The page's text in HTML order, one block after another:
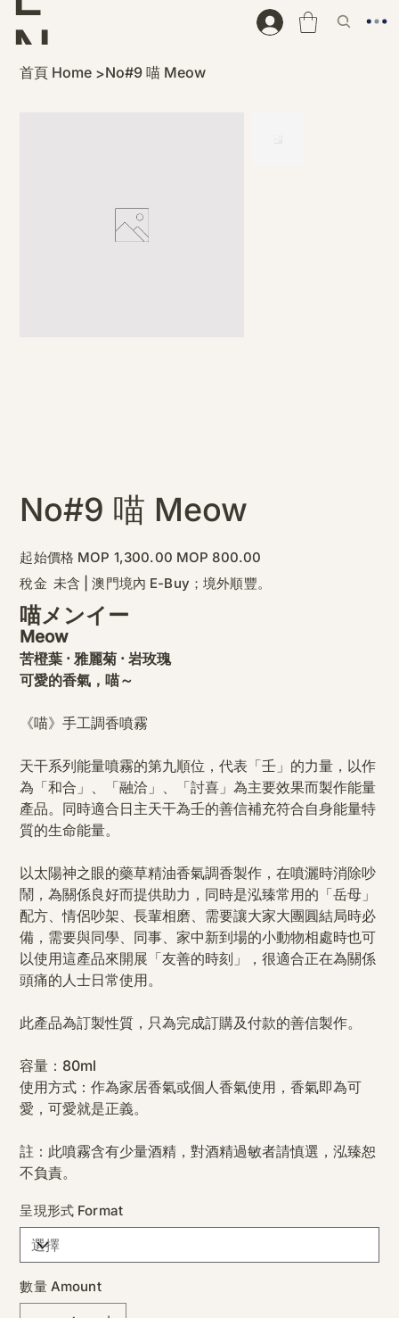
N
D
首頁 Home >No#9 喵 Meow
No#9 喵 Meow
起始價格 原
始
價
格
MOP 1,300.00 促
銷
格
MOP 800.00
稅金 未含
澳門境內 E-Buy；境外順豐。
喵メンイー
Meow
苦橙葉 ‧ 雅麗菊 ‧ 岩玫瑰
可愛的香氣，喵～
《喵》手工調香噴霧
天干系列能量噴霧的第九順位，代表「壬」的力量，以作
為「和合」、「融洽」、「討喜」為主要效果而製作能量
產品。同時適合日主天干為壬的善信補充符合自身能量特
質的生命能量。
以太陽神之眼的藥草精油香氣調香製作，在噴灑時消除吵
鬧，為關係良好而提供助力，同時是泓臻常用的「岳母」
配方、情侶吵架、長輩相磨、需要讓大家大團圓結局時必
備，需要與同學、同事、家中新到場的小動物相處時也可
以使用這產品來開展「友善的時刻」，很適合正在為關係
頭痛的人士日常使用。
此產品為訂製性質，只為完成訂購及付款的善信製作。
容量：80ml
使用方式：作為家居香氣或個人香氣使用，香氣即為可
愛，可愛就是正義。
註：此噴霧含有少量酒精，對酒精過敏者請慎選，泓臻恕
不負責。
呈現形式 Format
數量 Amount